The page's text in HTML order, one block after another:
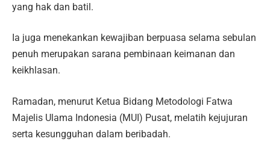
yang hak dan batil.
Ia juga menekankan kewajiban berpuasa selama sebulan
penuh merupakan sarana pembinaan keimanan dan
keikhlasan.
Ramadan, menurut Ketua Bidang Metodologi Fatwa
Majelis Ulama Indonesia (MUI) Pusat, melatih kejujuran
serta kesungguhan dalam beribadah.